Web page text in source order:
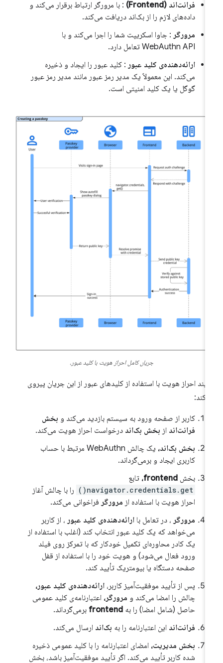
فرانت‌اند (Frontend)
: با مرورگر ارتباط برقرار می‌کند و
داده‌های لازم را از بک‌اند دریافت می‌کند.
مرورگر: جاوا اسکریپت شما را اجرا می‌کند و با
WebAuthn API تعامل دارد.
ارائه‌دهنده‌ی کلید عبور: کلید عبور را ایجاد و ذخیره
می‌کند. این معمولاً یک مدیر رمز عبور مانند مدیر رمز عبور
گوگل یا یک کلید امنیتی است.
جریان کامل احراز هویت با کلید عبور.
احراز هویت با استفاده از کلیدهای عبور از این جریان پیروی
کاربر از صفحه ورود به سیستم بازدید می‌کند وبخش
فرانت‌اندازبخش بک‌انددرخواست احراز هویت می‌کند.
بخش بک‌اند،
یک چالش WebAuthn مرتبط با حساب
کاربری ایجاد و برمی‌گرداند.
بخشfrontend، تابع
navigator.credentials.get()
را با چالش آغاز
احراز هویت با استفاده ازمرورگرفراخوانی می‌کند.
مرورگر، در تعامل باارائه‌دهنده‌ی کلید عبور، از کاربر
می‌خواهد که یک کلید عبور انتخاب کند (اغلب با استفاده از
یک کادر محاوره‌ای تکمیل خودکار که با تمرکز روی فیلد
ورود فعال می‌شود) و هویت خود را با استفاده از قفل
صفحه دستگاه یا بیومتریک تأیید کند.
پس از تأیید موفقیت‌آمیز کاربر،ارائه‌دهنده‌ی کلید عبور،
چالش را امضا می‌کند ومرورگر،اعتبارنامه‌ی کلید عمومی
حاصل (شامل امضا) را به frontendبرمی‌گرداند.
فرانت‌انداین اعتبارنامه را به بک‌اندارسال می‌کند.
بخش مدیریت، امضای اعتبارنامه را با کلید عمومی ذخیره
شده کاربر تأیید می‌کند. اگر تأیید موفقیت‌آمیز باشد، بخش